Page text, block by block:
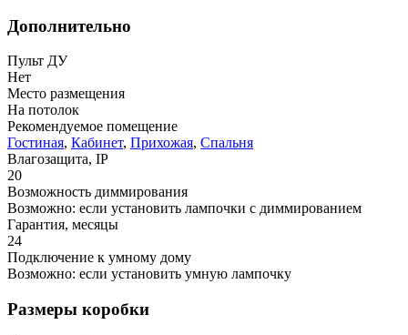
Дополнительно
Пульт ДУ
Нет
Место размещения
На потолок
Рекомендуемое помещение
Гостиная, Кабинет, Прихожая, Спальня
Влагозащита, IP
20
Возможность диммирования
Возможно: если установить лампочки с диммированием
Гарантия, месяцы
24
Подключение к умному дому
Возможно: если установить умную лампочку
Размеры коробки